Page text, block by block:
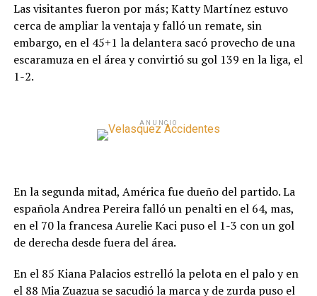
Las visitantes fueron por más; Katty Martínez estuvo
cerca de ampliar la ventaja y falló un remate, sin
embargo, en el 45+1 la delantera sacó provecho de una
escaramuza en el área y convirtió su gol 139 en la liga, el
1-2.
ANUNCIO
En la segunda mitad, América fue dueño del partido. La
española Andrea Pereira falló un penalti en el 64, mas,
en el 70 la francesa Aurelie Kaci puso el 1-3 con un gol
de derecha desde fuera del área.
En el 85 Kiana Palacios estrelló la pelota en el palo y en
el 88 Mia Zuazua se sacudió la marca y de zurda puso el